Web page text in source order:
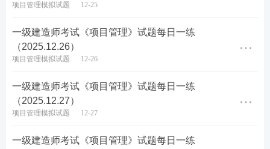
满足顾客要求和增强顾客满意
E.为了增强决策过程的客观性，对输人类型和输入来
源的理解通常是客观的
项目管理模拟试题 12-25
一级建造师考试《项目管理》试题每日一练
（2025.12.26）
项目管理模拟试题 12-26
一级建造师考试《项目管理》试题每日一练
（2025.12.27）
项目管理模拟试题 12-27
一级建造师考试《项目管理》试题每日一练